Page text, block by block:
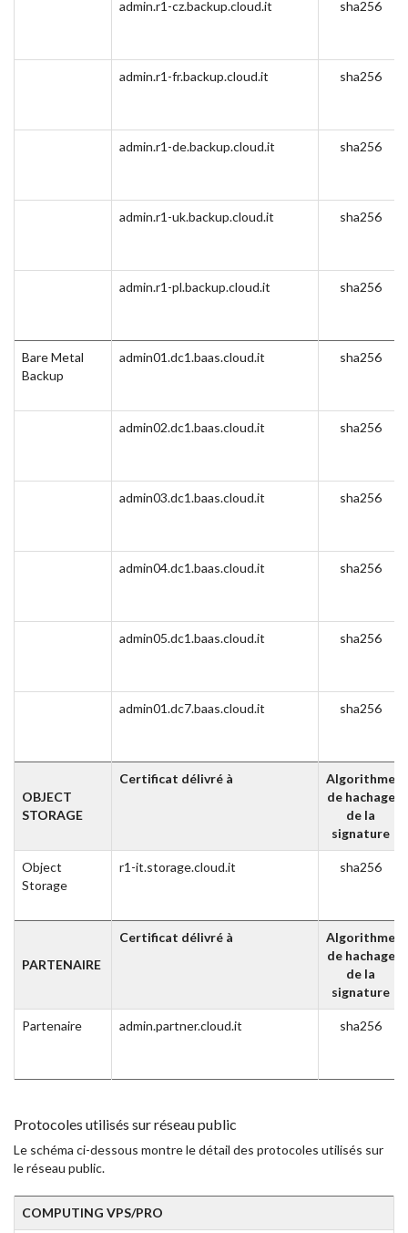
admin.r1-cz.backup.cloud.it sha256
admin.r1-fr.backup.cloud.it sha256
admin.r1-de.backup.cloud.it sha256
admin.r1-uk.backup.cloud.it sha256
admin.r1-pl.backup.cloud.it sha256
Bare Metal
Backup
admin01.dc1.baas.cloud.it sha256
admin02.dc1.baas.cloud.it sha256
admin03.dc1.baas.cloud.it sha256
admin04.dc1.baas.cloud.it sha256
admin05.dc1.baas.cloud.it sha256
admin01.dc7.baas.cloud.it sha256
OBJECT
STORAGE
Certificat délivré à
Algorithme
de hachage
de la
signature
Object
Storage
r1-it.storage.cloud.it sha256
PARTENAIRE
Certificat délivré à
Algorithme
de hachage
de la
signature
Partenaire admin.partner.cloud.it sha256
Protocoles utilisés sur réseau public
Le schéma ci-dessous montre le détail des protocoles utilisés sur
le réseau public.
COMPUTING VPS/PRO